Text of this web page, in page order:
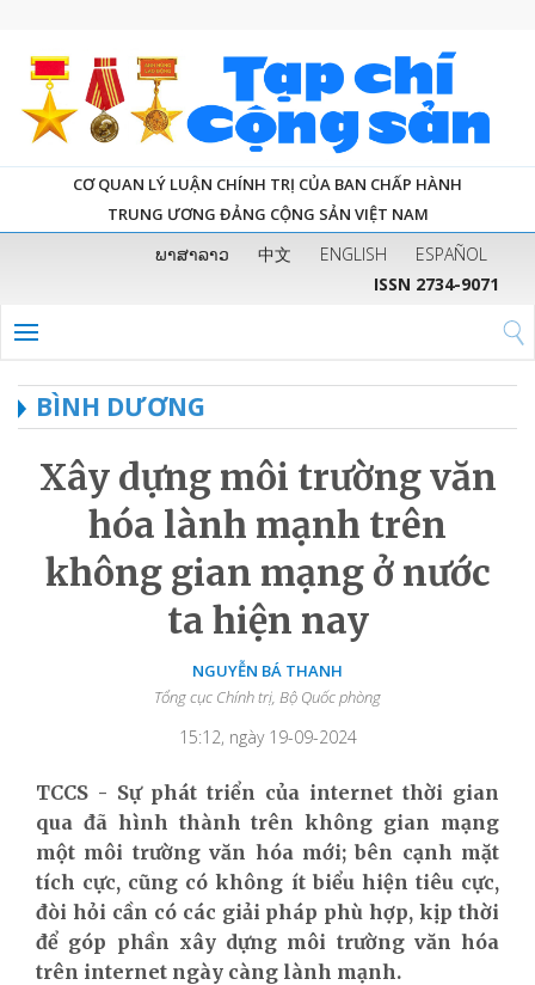
CƠ QUAN LÝ LUẬN CHÍNH TRỊ CỦA BAN CHẤP HÀNH
TRUNG ƯƠNG ĐẢNG CỘNG SẢN VIỆT NAM
ພາສາລາວ 中文 ENGLISH
ESPAÑOL
ISSN 2734-9071
BÌNH DƯƠNG
Xây dựng môi trường văn
hóa lành mạnh trên
không gian mạng ở nước
ta hiện nay
NGUYỄN BÁ THANH
Tổng cục Chính trị, Bộ Quốc phòng
15:12, ngày 19-09-2024
TCCS - Sự phát triển của internet thời gian
qua đã hình thành trên không gian mạng
một môi trường văn hóa mới; bên cạnh mặt
tích cực, cũng có không ít biểu hiện tiêu cực,
đòi hỏi cần có các giải pháp phù hợp, kịp thời
để góp phần xây dựng môi trường văn hóa
trên internet ngày càng lành mạnh.